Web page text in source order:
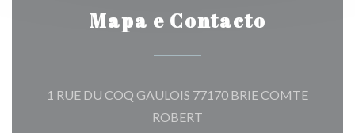
Mapa e Contacto
1 RUE DU COQ GAULOIS 77170 BRIE COMTE
ROBERT